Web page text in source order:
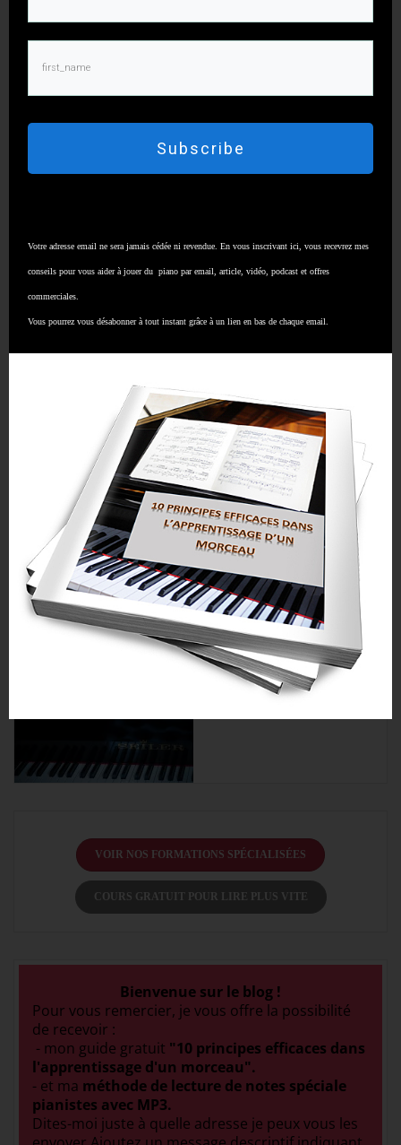
Articles similaires
18 juin 2026
20 juin 2025
VOIR NOS FORMATIONS SPÉCIALISÉES
COURS GRATUIT POUR LIRE PLUS VITE
Subscribe
Votre adresse email ne sera jamais cédée ni revendue. En vous inscrivant ici, vous recevrez mes
conseils pour vous aider à jouer du piano par email, article, vidéo, podcast et offres
commerciales.
Vous pourrez vous désabonner à tout instant grâce à un lien en bas de chaque email.